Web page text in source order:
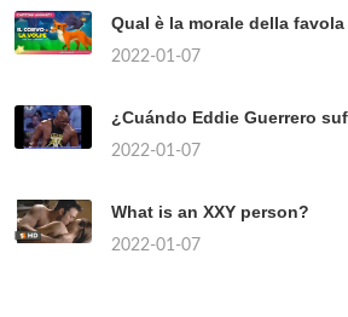
Qual è la morale della
2022-01-07
¿Cuándo Eddie Guerrero
2022-01-07
What is an XXY person?
2022-01-07